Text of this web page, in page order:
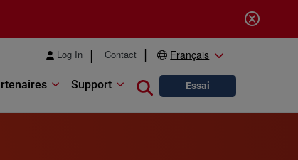
Log In Contact Français
Support Close search
Essai